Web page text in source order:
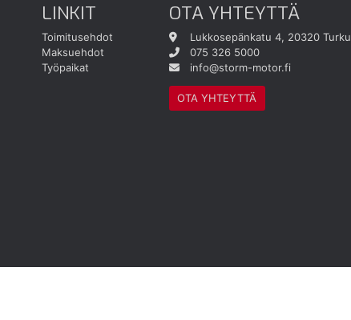
LINKIT
Toimitusehdot
Maksuehdot
Työpaikat
OTA YHTEYTTÄ
Lukkosepänkatu 4, 20320 Turku
075 326 5000
info@storm-motor.fi
OTA YHTEYTTÄ